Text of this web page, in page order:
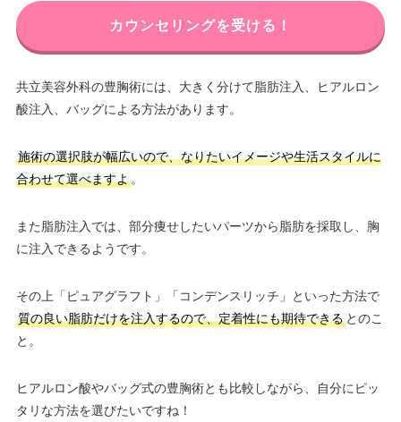
カウンセリングを受ける！
共立美容外科の豊胸術には、大きく分けて脂肪注入、ヒアルロン
酸注入、バッグによる方法があります。
施術の選択肢が幅広いので、なりたいイメージや生活スタイルに
合わせて選べますよ。
また脂肪注入では、部分痩せしたいパーツから脂肪を採取し、胸
に注入できるようです。
その上「ピュアグラフト」「コンデンスリッチ」といった方法で
質の良い脂肪だけを注入するので、定着性にも期待できるとのこ
と。
ヒアルロン酸やバッグ式の豊胸術とも比較しながら、自分にピッ
タリな方法を選びたいですね！